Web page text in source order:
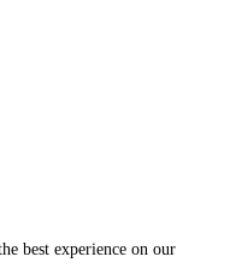
best experience on our